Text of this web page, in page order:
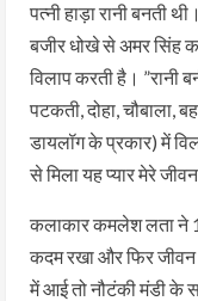
पत्नी हाड़ा रानी बनती
बजीर धोखे से अमर सिंह
विलाप करती है। ”रानी
पटकती, दोहा, चौबाला,
डायलॉग के प्रकार) में
से मिला यह प्यार मेरे
कलाकार कमलेश लता ने
कदम रखा और फिर
में आई तो नौटंकी मंडी के